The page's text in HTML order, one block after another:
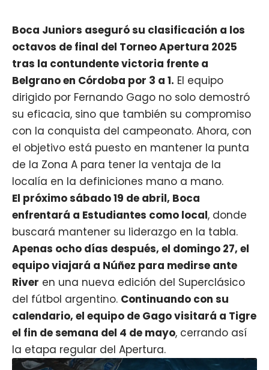
Boca Juniors aseguró su clasificación a los
octavos de final del Torneo Apertura 2025
tras la contundentevictoria frente a
Belgranoen Córdoba por 3 a 1. El equipo
dirigido por Fernando Gago no solo demostró
su eficacia, sino que también su compromiso
con la conquista del campeonato. Ahora, con
el objetivo está puesto en mantener la punta
de la Zona A para tener la ventaja de la
localía en la definiciones mano a mano.
El próximo sábado 19 de abril, Boca
enfrentará a Estudiantes como local, donde
buscará mantener su liderazgo en la tabla.
Apenas ocho días después, el domingo 27, el
equipo viajará a Núñez para medirse ante
River en una nueva edición del Superclásico
del fútbol argentino. Continuando con su
calendario, el equipo de Gagovisitará a Tigre
el fin de semana del 4 de mayo, cerrando así
la etapa regular del Apertura.